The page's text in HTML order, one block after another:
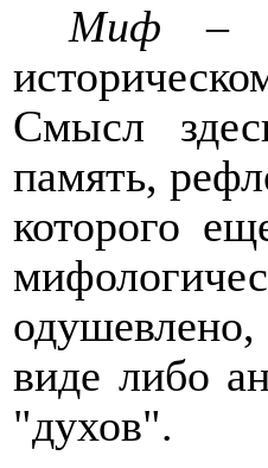
Миф –
Смысл
память,
которого
одушевлено,
виде либо
"духов".